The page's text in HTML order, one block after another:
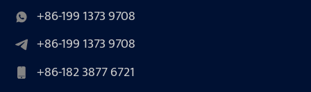
+86-199 1373 9708
+86-199 1373 9708
+86-182 3877 6721